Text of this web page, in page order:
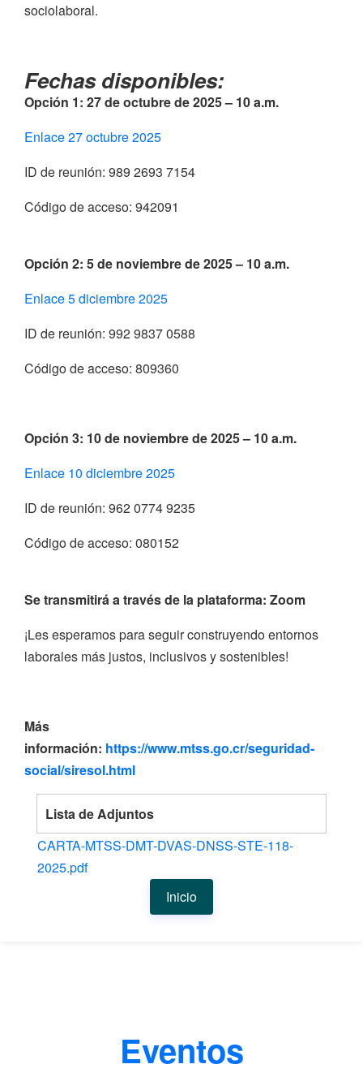
sociolaboral.
Fechas disponibles:
Opción 1: 27 de octubre de 2025 – 10 a.m.
Enlace 27 octubre 2025
ID de reunión: 989 2693 7154
Código de acceso: 942091
Opción 2: 5 de noviembre de 2025 – 10 a.m.
Enlace 5 diciembre 2025
ID de reunión: 992 9837 0588
Código de acceso: 809360
Opción 3: 10 de noviembre de 2025 – 10 a.m.
Enlace 10 diciembre 2025
ID de reunión: 962 0774 9235
Código de acceso: 080152
Se transmitirá a través de la plataforma: Zoom
¡Les esperamos para seguir construyendo entornos
laborales más justos, inclusivos y sostenibles!
Más
información: https://www.mtss.go.cr/seguridad-
social/siresol.html
Lista de Adjuntos
CARTA-MTSS-DMT-DVAS-DNSS-STE-118-
2025.pdf
Inicio
Eventos